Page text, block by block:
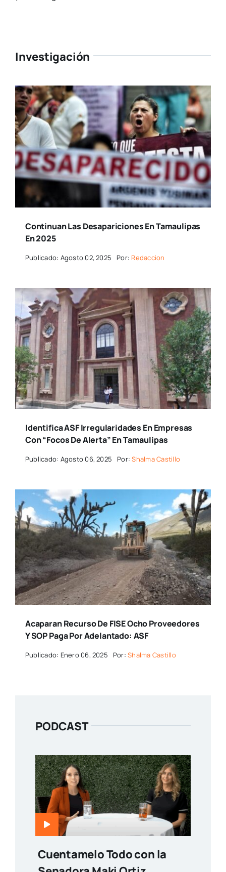
Investigación
Continuan Las Desapariciones En Tamaulipas
En 2025
Publicado: Agosto 02, 2025 Por: Redaccion
Identifica ASF Irregularidades En Empresas
Con “focos De Alerta” En Tamaulipas
Publicado: Agosto 06, 2025 Por:Shalma Castillo
Acaparan Recurso De FISE Ocho Proveedores
Y SOP Paga Por Adelantado: ASF
Publicado: Enero 06, 2025 Por:Shalma Castillo
PODCAST
Cuentamelo Todo con la